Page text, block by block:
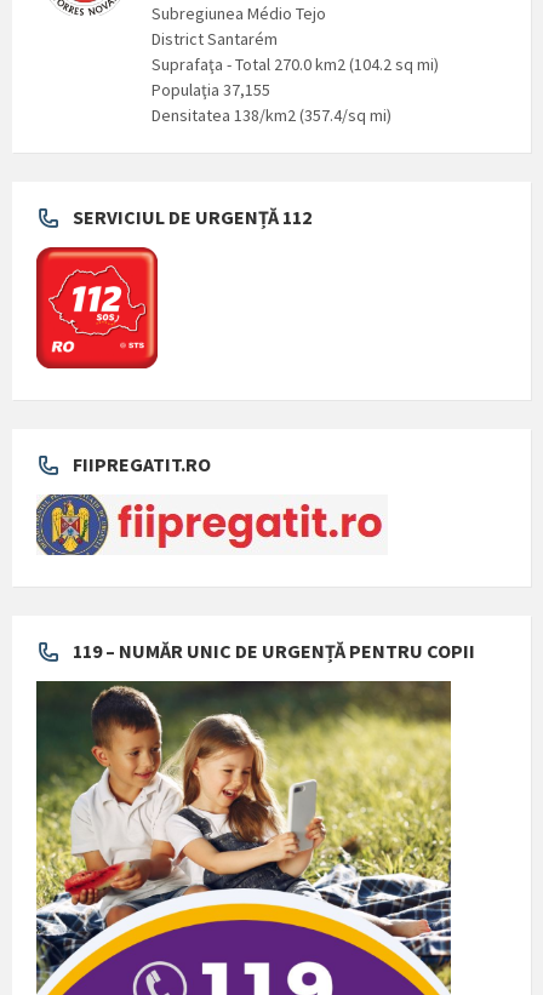
Subregiunea Médio Tejo
District Santarém
Suprafaţa - Total 270.0 km2 (104.2 sq mi)
Populaţia 37,155
Densitatea 138/km2 (357.4/sq mi)
SERVICIUL DE URGENȚĂ 112
FIIPREGATIT.RO
119 – NUMĂR UNIC DE URGENȚĂ PENTRU COPII